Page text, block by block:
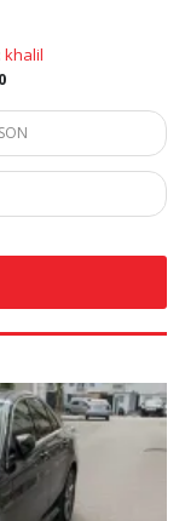
khalil
SPECIAL